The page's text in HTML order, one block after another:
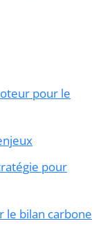
pour le
pour
le bilan carbone